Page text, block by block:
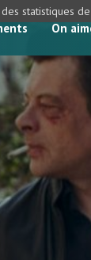
On
statistiques